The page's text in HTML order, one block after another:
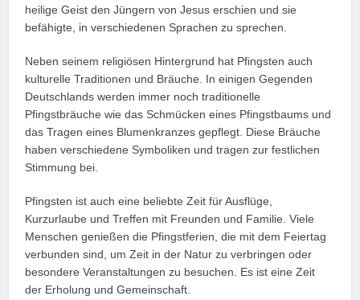
heilige Geist den Jüngern von Jesus erschien und sie
befähigte, in verschiedenen Sprachen zu sprechen.
Neben seinem religiösen Hintergrund hat Pfingsten auch
kulturelle Traditionen und Bräuche. In einigen Gegenden
Deutschlands werden immer noch traditionelle
Pfingstbräuche wie das Schmücken eines Pfingstbaums und
das Tragen eines Blumenkranzes gepflegt. Diese Bräuche
haben verschiedene Symboliken und tragen zur festlichen
Stimmung bei.
Pfingsten ist auch eine beliebte Zeit für Ausflüge,
Kurzurlaube und Treffen mit Freunden und Familie. Viele
Menschen genießen die Pfingstferien, die mit dem Feiertag
verbunden sind, um Zeit in der Natur zu verbringen oder
besondere Veranstaltungen zu besuchen. Es ist eine Zeit
der Erholung und Gemeinschaft.